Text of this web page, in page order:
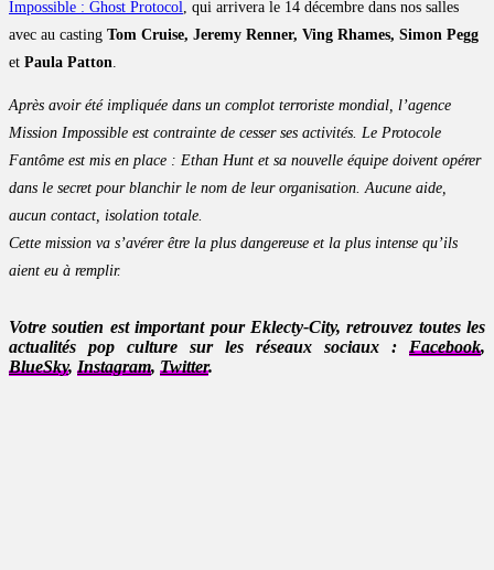
Impossible : Ghost Protocol, qui arrivera le 14 décembre dans nos salles
avec au casting Tom Cruise, Jeremy Renner, Ving Rhames, Simon Pegg
et Paula Patton.
Après avoir été impliquée dans un complot terroriste mondial, l’agence
Mission Impossible est contrainte de cesser ses activités. Le Protocole
Fantôme est mis en place : Ethan Hunt et sa nouvelle équipe doivent opérer
dans le secret pour blanchir le nom de leur organisation. Aucune aide,
aucun contact, isolation totale.
Cette mission va s’avérer être la plus dangereuse et la plus intense qu’ils
aient eu à remplir.
Votre soutien est important pour Eklecty-City, retrouvez toutes les
actualités pop culture sur les réseaux sociaux : Facebook,
BlueSky, Instagram, Twitter.